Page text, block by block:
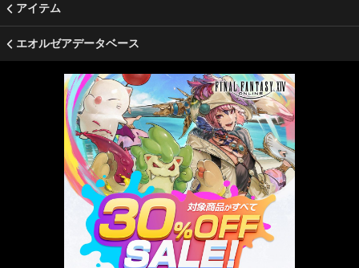
アイテム
エオルゼアデータベース